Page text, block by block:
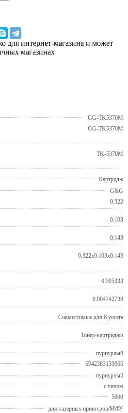
для интернет-магазина и может
магазинах
GG-TK5370M
GG-TK5370M
TK-5370M
Картридж
G&G
0.322
0.103
0.143
0.322x0.103x0.143
0.505333
0.004742738
Совместимые для Kyocera
Тонер-картриджи
пурпурный
6942383139066
пурпурный
с чипом
5000
для лазерных принтеров/МФУ